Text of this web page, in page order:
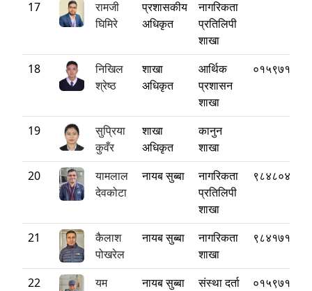
17
रामजी
घिमिरे
प्रशासकीय
अधिकृत
नागरिकता
प्रतिलिपी
शाखा
18
निखिल
श्रेष्ठ
शाखा
अधिकृत
आर्थिक
प्रशासन
शाखा
०१५९७१८८०
19
सुप्रिया
कुवँर
शाखा
अधिकृत
कानुन
शाखा
20
यामलाल
देवकोटा
नायब सुब्बा
नागरिकता
प्रतिलिपी
शाखा
21
कैलाश
पोखरेल
नायब सुब्बा
नागरिकता
शाखा
22
यम
नायब सुब्बा
संस्था दर्ता
०१५९७१८८०